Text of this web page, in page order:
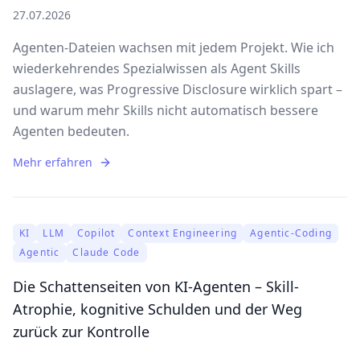
27.07.2026
Agenten-Dateien wachsen mit jedem Projekt. Wie ich
wiederkehrendes Spezialwissen als Agent Skills
auslagere, was Progressive Disclosure wirklich spart –
und warum mehr Skills nicht automatisch bessere
Agenten bedeuten.
Mehr erfahren
KI LLM Copilot Context Engineering
Agentic-Coding
Agentic
Claude Code
Die Schattenseiten von KI-Agenten – Skill-
Atrophie, kognitive Schulden und der Weg
zurück zur Kontrolle